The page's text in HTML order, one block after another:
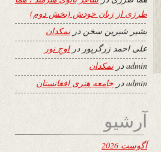
طرزی از زبان خودش (بخش دوم)
بشیر شیرین سخن درنمکدان
علی احمد زرگرپور دراوجِ نور
adminدرنمکدان
admin در جامعه هنری افغانستان
آرشیو
آگوست 2026